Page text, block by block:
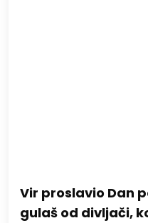
Vir proslavio Dan
gulaš od divljači,